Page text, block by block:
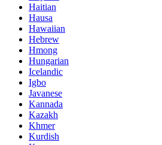
Haitian
Hausa
Hawaiian
Hebrew
Hmong
Hungarian
Icelandic
Igbo
Javanese
Kannada
Kazakh
Khmer
Kurdish